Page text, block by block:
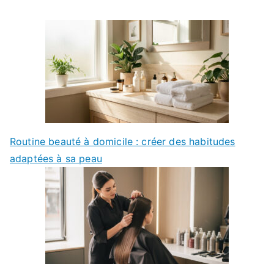
Routine beauté à domicile : créer des habitudes
adaptées à sa peau